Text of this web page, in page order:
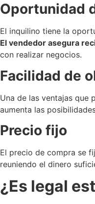
Oportunidad
El inquilino tiene la
El vendedor asegura
con realizar negocios.
Facilidad de
Una de las ventajas que
aumenta las
Precio fijo
El precio de compra se
reuniendo el dinero
¿Es legal